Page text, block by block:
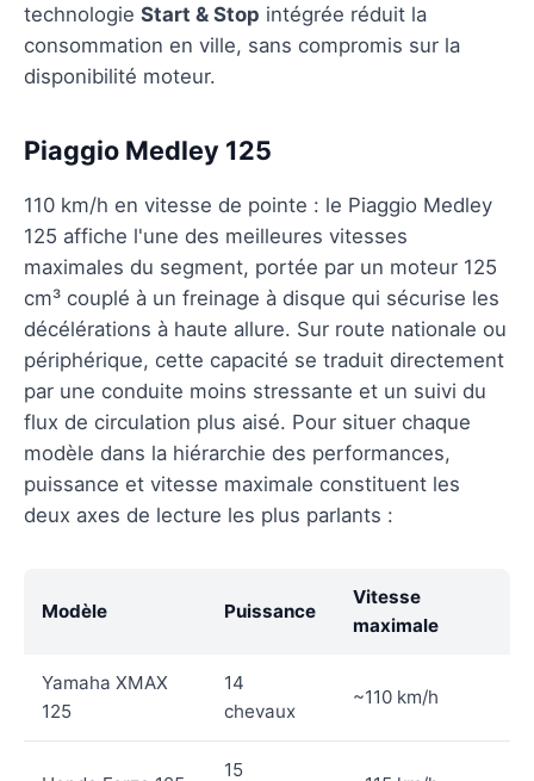
technologie Start & Stop intégrée réduit la
consommation en ville, sans compromis sur la
disponibilité moteur.
Piaggio Medley 125
110 km/h en vitesse de pointe : le Piaggio Medley
125 affiche l'une des meilleures vitesses
maximales du segment, portée par un moteur 125
cm³ couplé à un freinage à disque qui sécurise les
décélérations à haute allure. Sur route nationale ou
périphérique, cette capacité se traduit directement
par une conduite moins stressante et un suivi du
flux de circulation plus aisé. Pour situer chaque
modèle dans la hiérarchie des performances,
puissance et vitesse maximale constituent les
deux axes de lecture les plus parlants :
Modèle Puissance
Vitesse
maximale
Yamaha XMAX
125
14
chevaux
~110 km/h
15